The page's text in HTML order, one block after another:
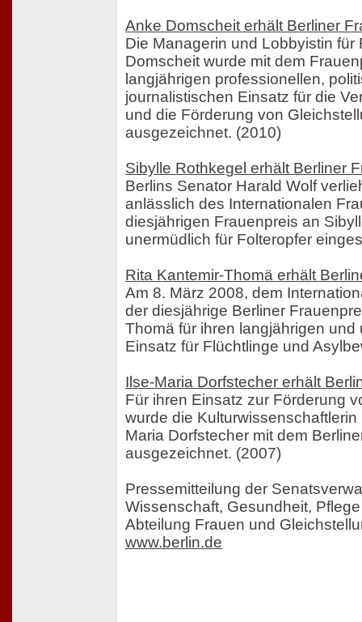
Anke Domscheit erhält Berliner
Die Managerin und Lobbyistin für
Domscheit wurde mit dem
langjährigen professionellen,
journalistischen Einsatz für die
und die Förderung von
ausgezeichnet. (2010)
Sibylle Rothkegel erhält Berliner
Berlins Senator Harald Wolf
anlässlich des Internationalen
diesjährigen Frauenpreis an
unermüdlich für Folteropfer
Rita Kantemir-Thomä erhält
Am 8. März 2008, dem
der diesjährige Berliner
Thomä für ihren langjährigen und
Einsatz für Flüchtlinge und
Ilse-Maria Dorfstecher erhält
Für ihren Einsatz zur Förderung
wurde die
Maria Dorfstecher mit dem
ausgezeichnet. (2007)
Pressemitteilung der
Wissenschaft, Gesundheit,
Abteilung Frauen und
www.berlin.de